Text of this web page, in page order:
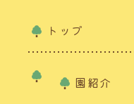
トップ
園紹介